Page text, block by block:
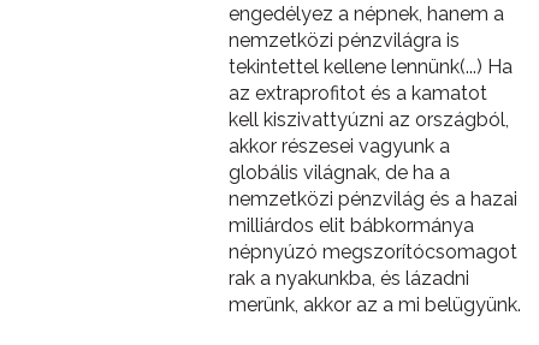
engedélyez a népnek, hanem a
nemzetközi pénzvilágra is
tekintettel kellene lennünk(...) Ha
az extraprofitot és a kamatot
kell kiszivattyúzni az országból,
akkor részesei vagyunk a
globális világnak, de ha a
nemzetközi pénzvilág és a hazai
milliárdos elit bábkormánya
népnyúzó megszorítócsomagot
rak a nyakunkba, és lázadni
merünk, akkor az a mi belügyünk.